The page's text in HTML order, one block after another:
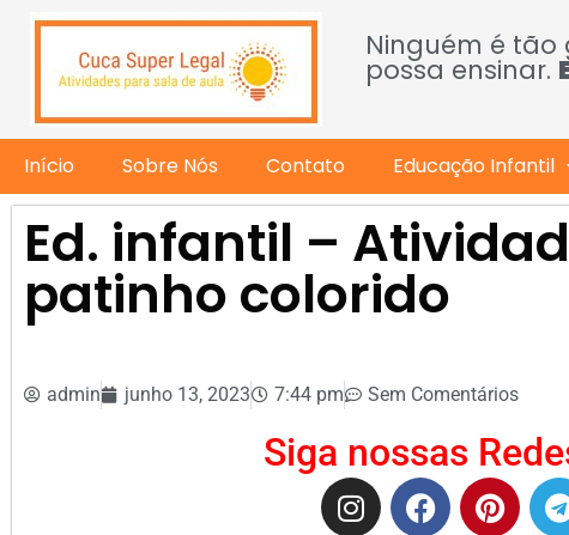
Ninguém é
possa ensinar.
Início Sobre Nós Contato Educação Infantil
Ed. infantil –
patinho colorido
admin junho 13, 2023 7:44 pm Sem Comentários
Siga nossas